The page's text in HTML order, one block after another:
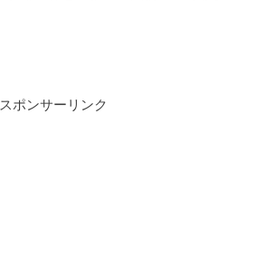
スポンサーリンク